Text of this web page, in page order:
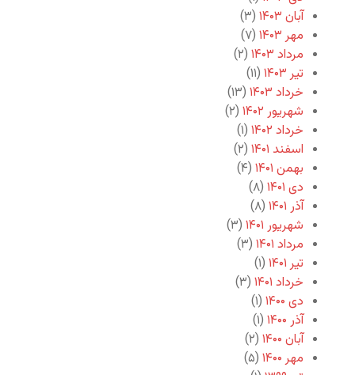
آبان ۱۴۰۳
(۳)
مهر ۱۴۰۳
(۷)
مرداد ۱۴۰۳
(۲)
تیر ۱۴۰۳
(۱۱)
خرداد ۱۴۰۳
(۱۳)
شهریور ۱۴۰۲
(۲)
خرداد ۱۴۰۲
(۱)
اسفند ۱۴۰۱
(۲)
بهمن ۱۴۰۱
(۴)
دی ۱۴۰۱
(۸)
آذر ۱۴۰۱
(۸)
شهریور ۱۴۰۱
(۳)
مرداد ۱۴۰۱
(۳)
تیر ۱۴۰۱
(۱)
خرداد ۱۴۰۱
(۳)
دی ۱۴۰۰
(۱)
آذر ۱۴۰۰
(۱)
آبان ۱۴۰۰
(۲)
مهر ۱۴۰۰
(۵)